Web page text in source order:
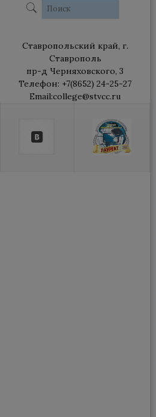
Ставропольский край, г.
Ставрополь
пр-д Черняховского, 3
Телефон: +7(8652) 24-25-27
Email:college@stvcc.ru